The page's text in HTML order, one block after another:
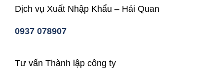
Dịch vụ Xuất Nhập Khẩu – Hải Quan
0937 078907
Tư vấn Thành lập công ty